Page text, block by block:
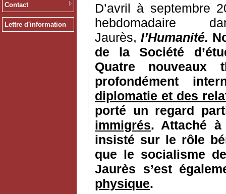
Contact
Lettre d'information
D’avril à septembre
Jaurès, l’Humanité.
de la Société
Quatre
profondément
diplomatie et des
porté un regard
immigrés. Attaché à
insisté sur le rôle
que le socialisme
Jaurès s’est
physique.